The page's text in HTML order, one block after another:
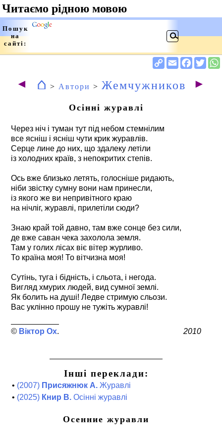
◄ ⌂ > Автори > Жемчужников ►
Осінні журавлі
Через ніч і туман тут під небом стемнілим
все ясніш і ясніш чути крик журавлів.
Серце лине до них, що здалеку летіли
із холодних країв, з непокритих степів.
Ось вже близько летять, голосніше ридають,
ніби звістку сумну вони нам принесли,
із якого же ви непривітного краю
на нічліг, журавлі, прилетіли сюди?
Знаю край той давно, там вже сонце без сили,
де вже саван чека захолола земля.
Там у голих лісах віє вітер журливо.
То країна моя! То вітчизна моя!
Сутінь, туга і бідність, і сльота, і негода.
Вигляд хмурих людей, вид сумної землі.
Як болить на душі! Ледве стримую сльози.
Вас уклінно прошу не тужіть журавлі!
Віктор Ох 2010
Інші переклади:
• (2007) Присяжнюк А. Журавлі
• (2025) Книр В. Осінні журавлі
Осенние журавли